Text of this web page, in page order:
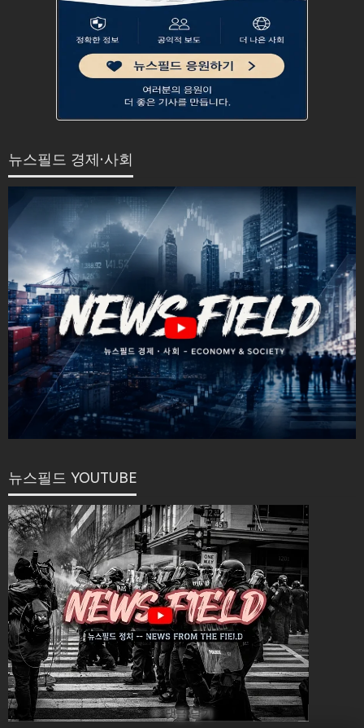
뉴스필드 경제·사회
뉴스필드 YOUTUBE
✏ 댓글 달기